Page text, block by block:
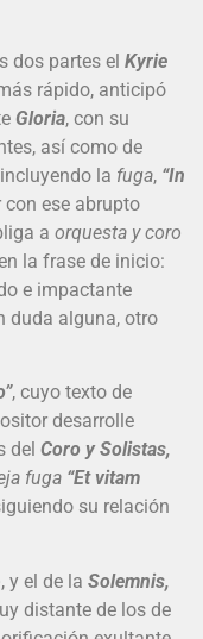
dos partes el Kyrie
rápido, anticipó
Gloria, con su
así como de
la fuga, “In
ese abrupto
a orquesta y coro
la frase de inicio:
e impactante
duda alguna, otro
, cuyo texto de
desarrolle
del Coro y Solistas,
fuga “Et vitam
su relación
, y el de la Solemnis,
distante de los de